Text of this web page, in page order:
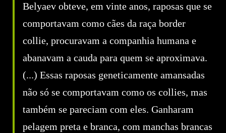
Belyaev obteve, em vinte anos, raposas que se
comportavam como cães da raça border
collie, procuravam a companhia humana e
abanavam a cauda para quem se aproximava.
(...) Essas raposas geneticamente amansadas
não só se comportavam como os collies, mas
também se pareciam com eles. Ganharam
pelagem preta e branca, com manchas brancas